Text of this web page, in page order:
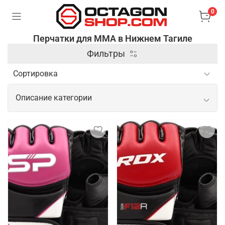
0
Перчатки для ММА в Нижнем Тагиле
Фильтры
Описание категории
Профессиональные перчатки для
ММА
Перчатки для ММА (смешанных боевых искусств)
– это специальные аксессуары, которые
используются для защиты рук и обеспечения
безопасности бойцов во время тренировок и
соревнований. Они отличаются от боксерских
перчаток тем, что имеют открытые пальцы и